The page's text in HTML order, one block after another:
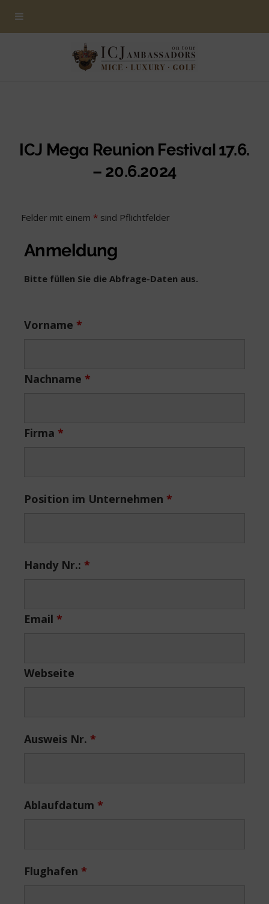
ICJ Mega Reunion Festival 17.6.
– 20.6.2024
Felder mit einem * sind Pflichtfelder
Anmeldung
Bitte füllen Sie die Abfrage-Daten aus.
Vorname *
Nachname *
Firma *
Position im Unternehmen *
Handy Nr.: *
Email *
Webseite
Ausweis Nr. *
Ablaufdatum *
Flughafen *